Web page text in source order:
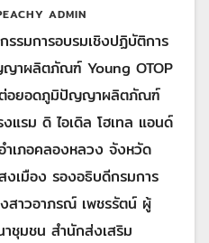
ADMIN
รมการอบรมเชิงปฏิบัติการ
าผลิตภัณฑ์ Young OTOP
ต่อยอดภูมิปัญญาผลิตภัณฑ์
แรม ดิ ไอเดิล โฮเทล แอนด์
ำเภอคลองหลวง จังหวัด
เมือง รองอธิบดีกรมการ
สาวอาภรณ์ เพชรรัตน์ ผู้
ชุมชน สำนักส่งเสริม